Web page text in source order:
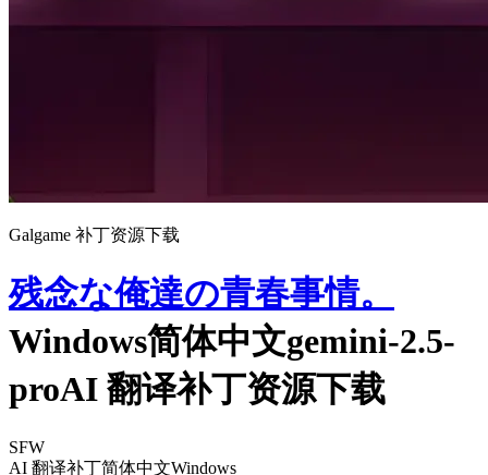
Galgame 补丁资源下载
残念な俺達の青春事情。
Windows简体中文gemini-2.5-
proAI 翻译补丁资源下载
SFW
AI 翻译补丁简体中文Windows